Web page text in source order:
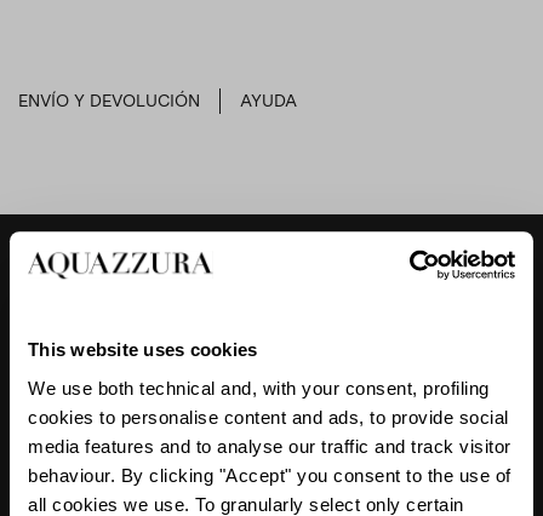
This website uses cookies
We use both technical and, with your consent, profiling
cookies to personalise content and ads, to provide social
media features and to analyse our traffic and track visitor
behaviour. By clicking "Accept" you consent to the use of
all cookies we use. To granularly select only certain
ENVÍO Y DEVOLUCIÓN AYUDA
DESIGNER'S TIPS
"No hay nada más sexy que unas elegantes
sandalias de tacón alto. Los Purist Pumps con
su refinada silueta femenina son pura
seducción en tus pies."